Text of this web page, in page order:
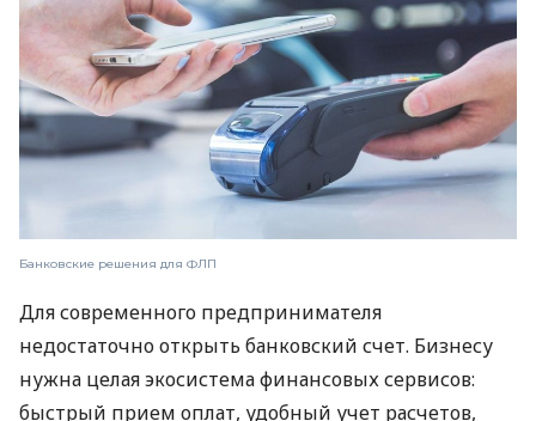
Банковские решения для ФЛП
Для современного предпринимателя
недостаточно открыть банковский счет. Бизнесу
нужна целая экосистема финансовых сервисов:
быстрый прием оплат, удобный учет расчетов,